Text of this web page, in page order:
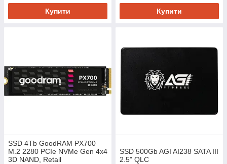
Купити Купити
SSD 4Tb GoodRAM PX700
M.2 2280 PCIe NVMe Gen 4x4
3D NAND, Retail
SSD 500Gb AGI AI238 SATA III
2.5" QLC